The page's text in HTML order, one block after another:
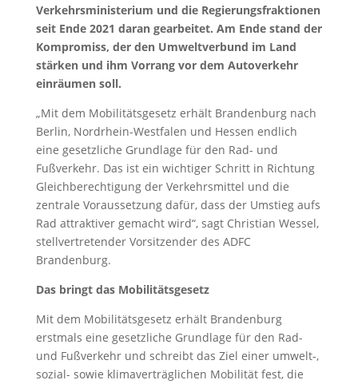
Verkehrsministerium und die Regierungsfraktionen
seit Ende 2021 daran gearbeitet. Am Ende stand der
Kompromiss, der den Umweltverbund im Land
stärken und ihm Vorrang vor dem Autoverkehr
einräumen soll.
„Mit dem Mobilitätsgesetz erhält Brandenburg nach
Berlin, Nordrhein-Westfalen und Hessen endlich
eine gesetzliche Grundlage für den Rad- und
Fußverkehr. Das ist ein wichtiger Schritt in Richtung
Gleichberechtigung der Verkehrsmittel und die
zentrale Voraussetzung dafür, dass der Umstieg aufs
Rad attraktiver gemacht wird“, sagt Christian Wessel,
stellvertretender Vorsitzender des ADFC
Brandenburg.
Das bringt das Mobilitätsgesetz
Mit dem Mobilitätsgesetz erhält Brandenburg
erstmals eine gesetzliche Grundlage für den Rad-
und Fußverkehr und schreibt das Ziel einer umwelt-,
sozial- sowie klimaverträglichen Mobilität fest, die